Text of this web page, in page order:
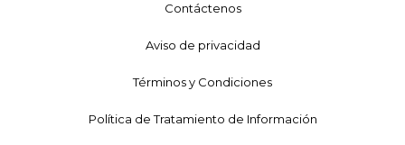
Contáctenos
Aviso de privacidad
Términos y Condiciones
Política de Tratamiento de Información